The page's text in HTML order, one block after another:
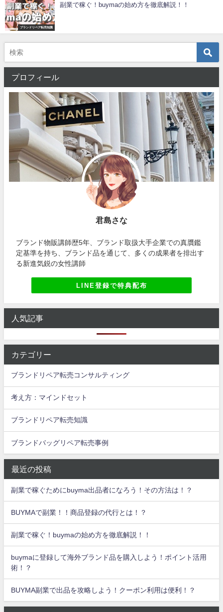
ブランドリペア転売知識
副業で稼ぐ！buymaの始め方を徹底解説！！
プロフィール
君島さな
ブランド物販講師歴5年、ブランド取扱大手企業での真贋鑑
定基準を持ち、ブランド品を通じて、多くの成果者を排出す
る新進気鋭の女性講師
LINE登録で特典配布
人気記事
カテゴリー
ブランドリペア転売コンサルティング
考え方：マインドセット
ブランドリペア転売知識
ブランドバッグリペア転売事例
最近の投稿
副業で稼ぐためにbuyma出品者になろう！その方法は！？
BUYMAで副業！！商品登録の代行とは！？
副業で稼ぐ！buymaの始め方を徹底解説！！
buymaに登録して海外ブランド品を購入しよう！ポイント活用
術！？
BUYMA副業で出品を攻略しよう！クーポン利用は便利！？